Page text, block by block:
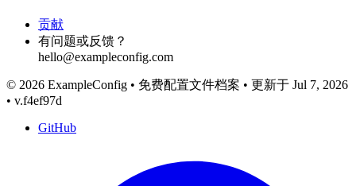
贡献
有问题或反馈？
hello@exampleconfig.com
© 2026 ExampleConfig • 免费配置文件档案 • 更新于 Jul 7, 2026
• v.f4ef97d
GitHub